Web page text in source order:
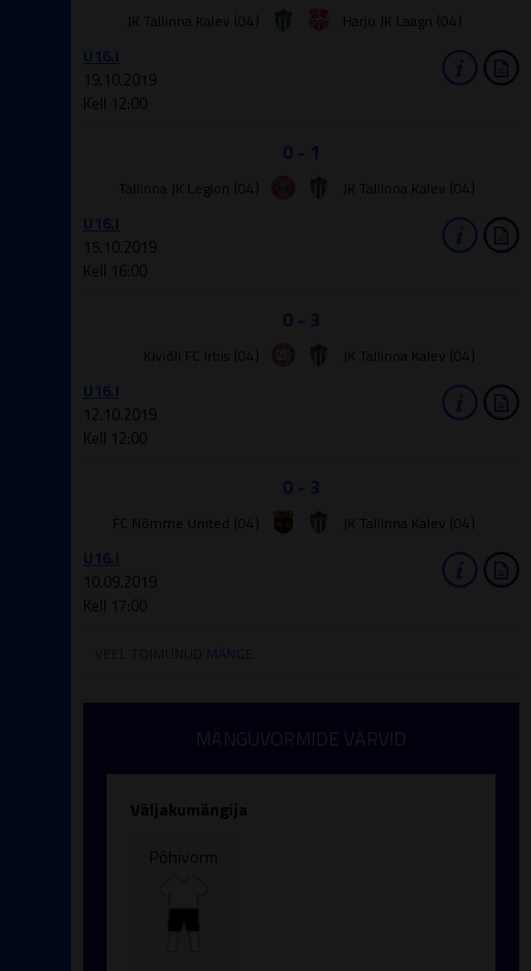
U16.I
19.10.2019
Kell 12:00
JK Tallinna Kalev (04) Harju JK Laagri (04)
U16.I
15.10.2019
Kell 16:00
Tallinna JK Legion (04)
0 - 1
JK Tallinna Kalev (04)
U16.I
12.10.2019
Kell 12:00
Kiviõli FC Irbis (04)
0 - 3
JK Tallinna Kalev (04)
U16.I
10.09.2019
Kell 17:00
FC Nõmme United (04)
0 - 3
JK Tallinna Kalev (04)
VEEL TOIMUNUD MÄNGE
MÄNGUVORMIDE VÄRVID
Väljakumängija
Põhivorm